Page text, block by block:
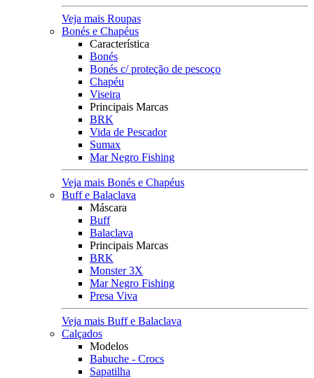
Veja mais Roupas
Bonés e Chapéus
Característica
Bonés
Bonés c/ proteção de pescoço
Chapéu
Viseira
Principais Marcas
BRK
Vida de Pescador
Sumax
Mar Negro Fishing
Veja mais Bonés e Chapéus
Buff e Balaclava
Máscara
Buff
Balaclava
Principais Marcas
BRK
Monster 3X
Mar Negro Fishing
Presa Viva
Veja mais Buff e Balaclava
Calçados
Modelos
Babuche - Crocs
Sapatilha